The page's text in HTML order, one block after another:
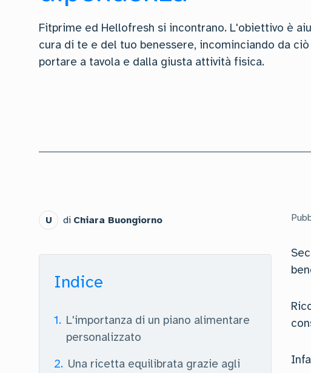
Fitprime ed Hellofresh si incontrano. L'obiettivo è
cura di te e del tuo benessere, incominciando da
portare a tavola e dalla giusta attività fisica.
U di Chiara Buongiorno
Indice
1. L'importanza di un piano alimentare
personalizzato
2. Una ricetta equilibrata grazie agli